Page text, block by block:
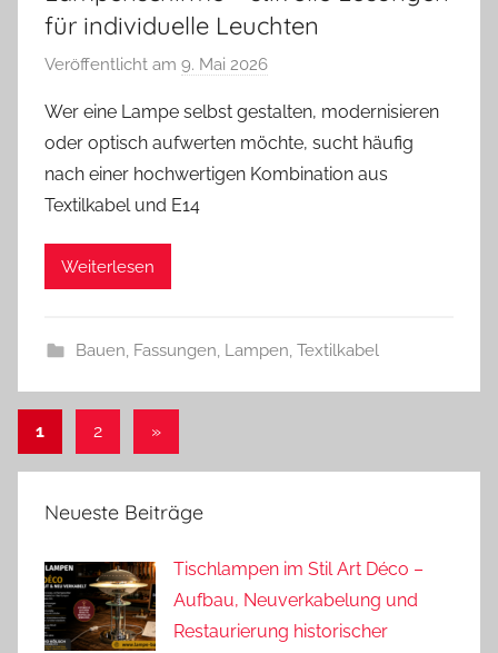
für individuelle Leuchten
Veröffentlicht am 9. Mai 2026
n
A
n
Wer eine Lampe selbst gestalten, modernisieren
oder optisch aufwerten möchte, sucht häufig
nach einer hochwertigen Kombination aus
Textilkabel und E14
Weiterlesen
Bauen, Fassungen, Lampen, Textilkabel
Seitennummerierung
der
Beiträge
1 2
Nächste
Beiträge
»
Neueste Beiträge
Tischlampen im Stil Art Déco –
Aufbau, Neuverkabelung und
Restaurierung historischer